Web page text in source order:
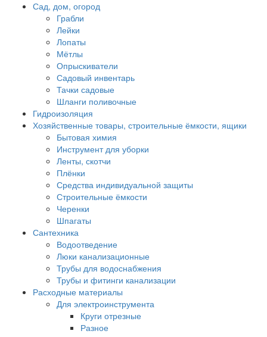
Сад, дом, огород
Грабли
Лейки
Лопаты
Мётлы
Опрыскиватели
Садовый инвентарь
Тачки садовые
Шланги поливочные
Гидроизоляция
Хозяйственные товары, строительные ёмкости, ящики
Бытовая химия
Инструмент для уборки
Ленты, скотчи
Плёнки
Средства индивидуальной защиты
Строительные ёмкости
Черенки
Шпагаты
Сантехника
Водоотведение
Люки канализационные
Трубы для водоснабжения
Трубы и фитинги канализации
Расходные материалы
Для электроинструмента
Круги отрезные
Разное